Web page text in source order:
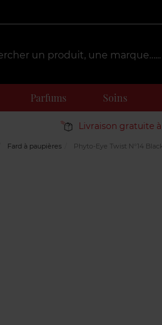
Parfums Soins
Livraison gratuite
Fard à paupières Phyto-Eye Twist N°14